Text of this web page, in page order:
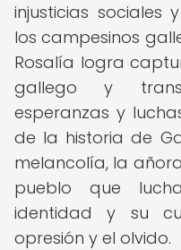
injusticias sociales
los campesinos
Rosalía logra
gallego y
esperanzas y
de la historia de
melancolía, la
pueblo que
identidad y su
opresión y el olvido.